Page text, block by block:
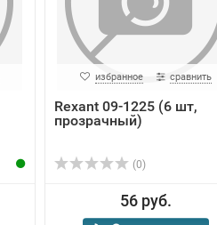
избранное сравнить
Rexant 09-1225 (6 шт,
прозрачный)
(0)
56 руб.